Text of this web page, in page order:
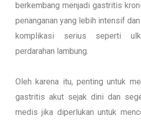
berkembang menjadi gastritis
penanganan yang lebih intensif
komplikasi serius seperti
perdarahan lambung.
Oleh karena itu, penting untuk
gastritis akut sejak dini dan
medis jika diperlukan untuk